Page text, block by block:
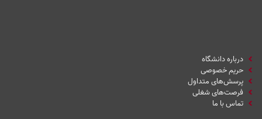
درباره دانشگاه
حریم خصوصی
پرسش‌های متداول
فرصت‌های شغلی
تماس با ما